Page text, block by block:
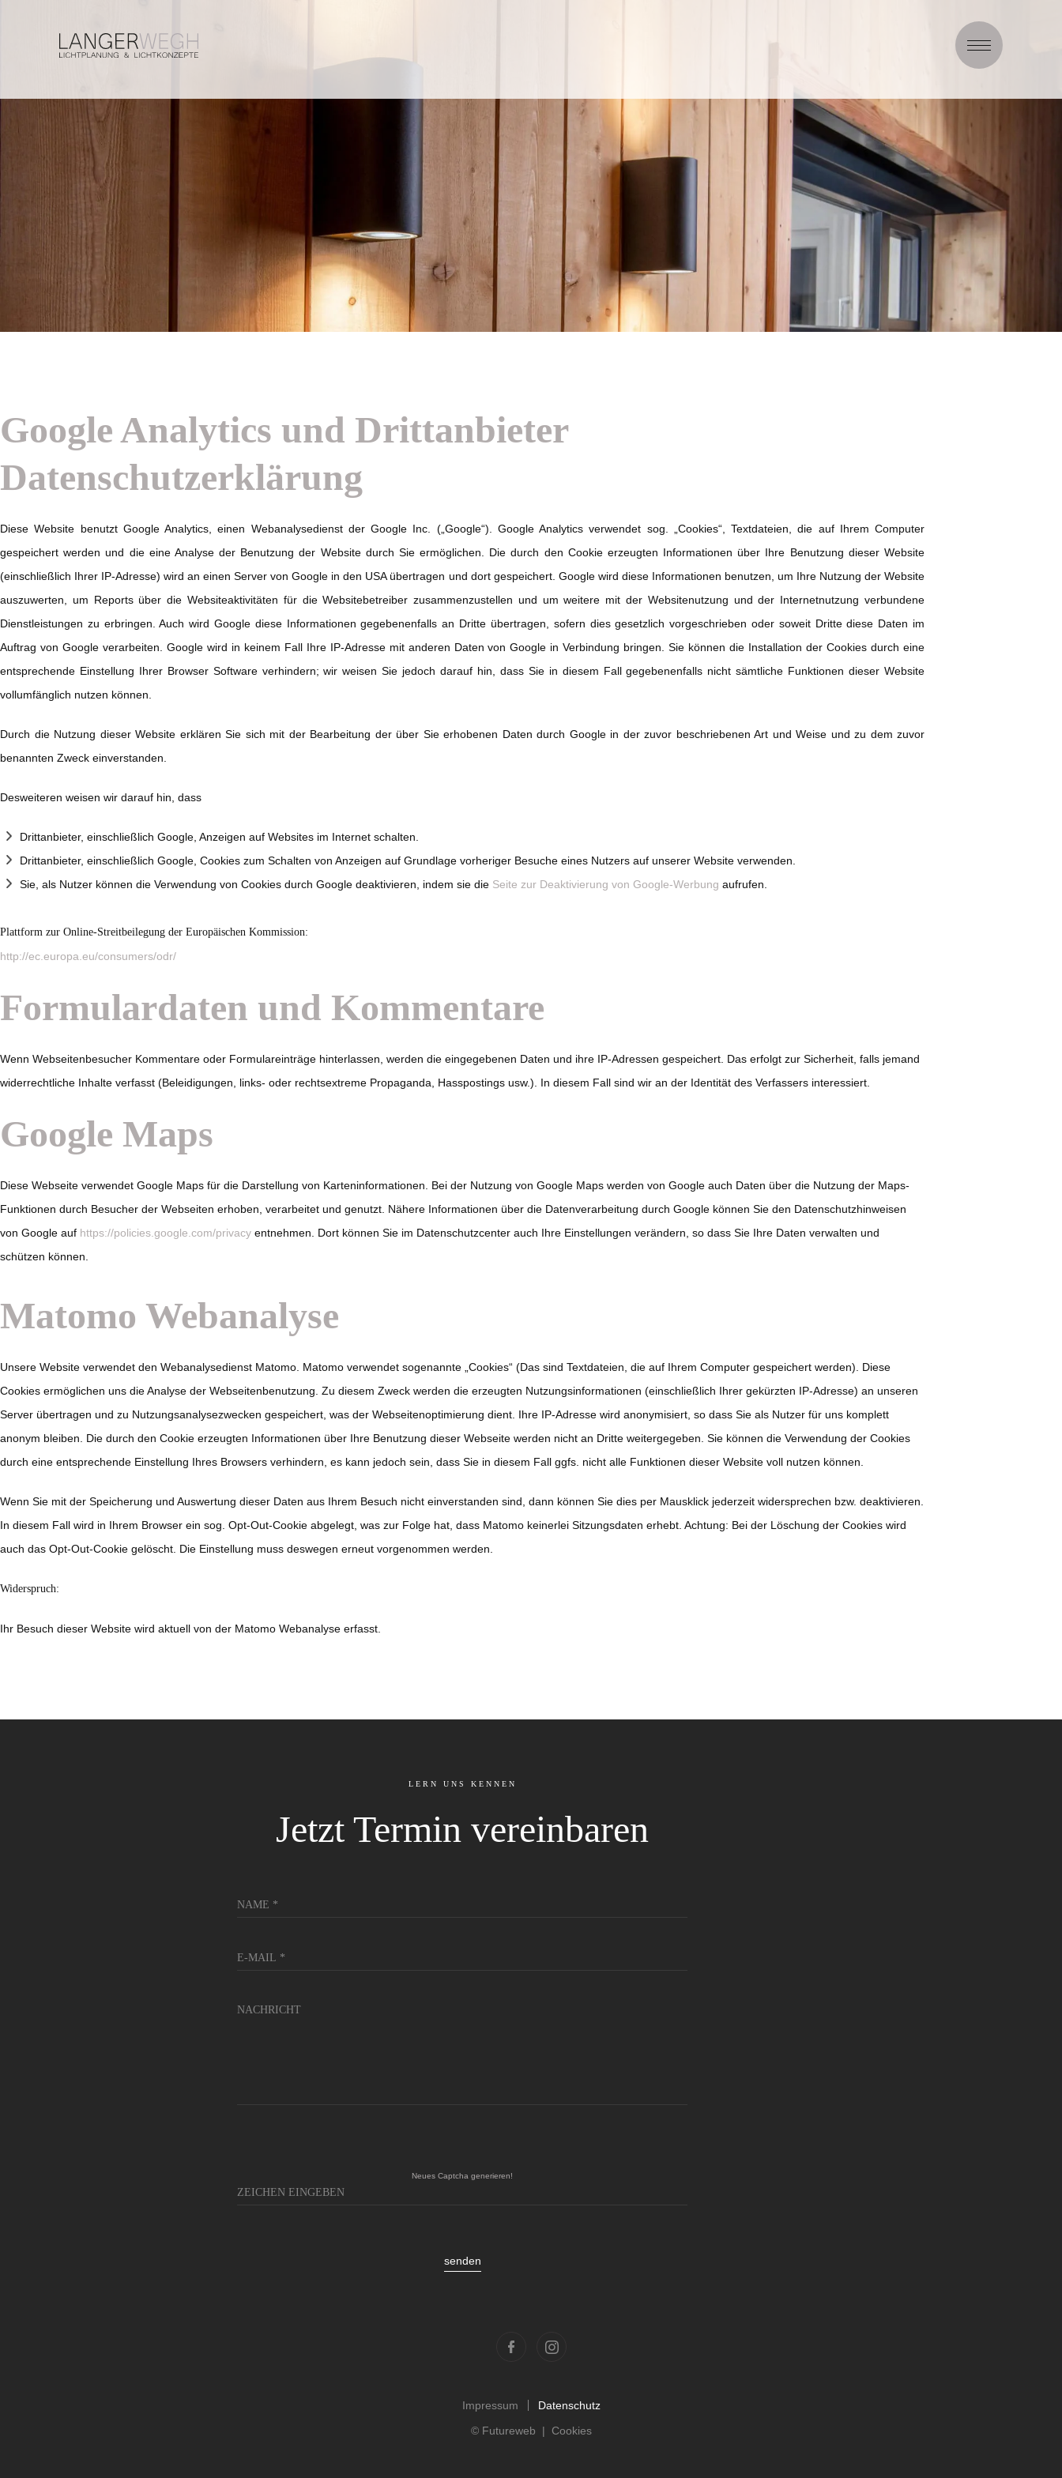
Google Analytics und Drittanbieter
Datenschutzerklärung
Diese Website benutzt Google Analytics, einen Webanalysedienst der Google Inc. („Google“). Google Analytics verwendet sog. „Cookies“, Textdateien, die auf Ihrem Computer
gespeichert werden und die eine Analyse der Benutzung der Website durch Sie ermöglichen. Die durch den Cookie erzeugten Informationen über Ihre Benutzung dieser Website
(einschließlich Ihrer IP-Adresse) wird an einen Server von Google in den USA übertragen und dort gespeichert. Google wird diese Informationen benutzen, um Ihre Nutzung der Website
auszuwerten, um Reports über die Websiteaktivitäten für die Websitebetreiber zusammenzustellen und um weitere mit der Websitenutzung und der Internetnutzung verbundene
Dienstleistungen zu erbringen. Auch wird Google diese Informationen gegebenenfalls an Dritte übertragen, sofern dies gesetzlich vorgeschrieben oder soweit Dritte diese Daten im
Auftrag von Google verarbeiten. Google wird in keinem Fall Ihre IP-Adresse mit anderen Daten von Google in Verbindung bringen. Sie können die Installation der Cookies durch eine
entsprechende Einstellung Ihrer Browser Software verhindern; wir weisen Sie jedoch darauf hin, dass Sie in diesem Fall gegebenenfalls nicht sämtliche Funktionen dieser Website
vollumfänglich nutzen können.
Durch die Nutzung dieser Website erklären Sie sich mit der Bearbeitung der über Sie erhobenen Daten durch Google in der zuvor beschriebenen Art und Weise und zu dem zuvor
benannten Zweck einverstanden.
Desweiteren weisen wir darauf hin, dass
Drittanbieter, einschließlich Google, Anzeigen auf Websites im Internet schalten.
Drittanbieter, einschließlich Google, Cookies zum Schalten von Anzeigen auf Grundlage vorheriger Besuche eines Nutzers auf unserer Website verwenden.
Sie, als Nutzer können die Verwendung von Cookies durch Google deaktivieren, indem sie die Seite zur Deaktivierung von Google-Werbung aufrufen.
Plattform zur Online-Streitbeilegung der Europäischen Kommission:
http://ec.europa.eu/consumers/odr/
Formulardaten und Kommentare
Wenn Webseitenbesucher Kommentare oder Formulareinträge hinterlassen, werden die eingegebenen Daten und ihre IP-Adressen gespeichert. Das erfolgt zur Sicherheit, falls jemand
widerrechtliche Inhalte verfasst (Beleidigungen, links- oder rechtsextreme Propaganda, Hasspostings usw.). In diesem Fall sind wir an der Identität des Verfassers interessiert.
Google Maps
Diese Webseite verwendet Google Maps für die Darstellung von Karteninformationen. Bei der Nutzung von Google Maps werden von Google auch Daten über die Nutzung der Maps-
Funktionen durch Besucher der Webseiten erhoben, verarbeitet und genutzt. Nähere Informationen über die Datenverarbeitung durch Google können Sie den Datenschutzhinweisen
von Google auf https://policies.google.com/privacy entnehmen. Dort können Sie im Datenschutzcenter auch Ihre Einstellungen verändern, so dass Sie Ihre Daten verwalten und
schützen können.
Matomo Webanalyse
Unsere Website verwendet den Webanalysedienst Matomo. Matomo verwendet sogenannte „Cookies“ (Das sind Textdateien, die auf Ihrem Computer gespeichert werden). Diese
Cookies ermöglichen uns die Analyse der Webseitenbenutzung. Zu diesem Zweck werden die erzeugten Nutzungsinformationen (einschließlich Ihrer gekürzten IP-Adresse) an unseren
Server übertragen und zu Nutzungsanalysezwecken gespeichert, was der Webseitenoptimierung dient. Ihre IP-Adresse wird anonymisiert, so dass Sie als Nutzer für uns komplett
anonym bleiben. Die durch den Cookie erzeugten Informationen über Ihre Benutzung dieser Webseite werden nicht an Dritte weitergegeben. Sie können die Verwendung der Cookies
durch eine entsprechende Einstellung Ihres Browsers verhindern, es kann jedoch sein, dass Sie in diesem Fall ggfs. nicht alle Funktionen dieser Website voll nutzen können.
Wenn Sie mit der Speicherung und Auswertung dieser Daten aus Ihrem Besuch nicht einverstanden sind, dann können Sie dies per Mausklick jederzeit widersprechen bzw. deaktivieren.
In diesem Fall wird in Ihrem Browser ein sog. Opt-Out-Cookie abgelegt, was zur Folge hat, dass Matomo keinerlei Sitzungsdaten erhebt. Achtung: Bei der Löschung der Cookies wird
auch das Opt-Out-Cookie gelöscht. Die Einstellung muss deswegen erneut vorgenommen werden.
Widerspruch:
Ihr Besuch dieser Website wird aktuell von der Matomo Webanalyse erfasst.
LERN UNS KENNEN
Jetzt Termin vereinbaren
Neues Captcha generieren!
Impressum
Datenschutz
© Futureweb | Cookies